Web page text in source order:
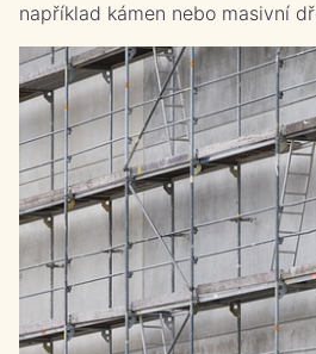
například kámen nebo masivní